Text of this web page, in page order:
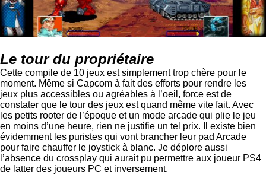
Le tour du propriétaire
Cette compile de 10 jeux est simplement trop chère pour le
moment. Même si Capcom à fait des efforts pour rendre les
jeux plus accessibles ou agréables à l’oeil, force est de
constater que le tour des jeux est quand même vite fait. Avec
les petits rooter de l’époque et un mode arcade qui plie le jeu
en moins d’une heure, rien ne justifie un tel prix. Il existe bien
évidemment les puristes qui vont brancher leur pad Arcade
pour faire chauffer le joystick à blanc. Je déplore aussi
l’absence du crossplay qui aurait pu permettre aux joueur PS4
de latter des joueurs PC et inversement.